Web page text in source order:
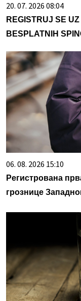
20. 07. 2026 08:04
REGISTRUJ SE
BESPLATNIH
06. 08. 2026 15:10
Регистрована
грознице